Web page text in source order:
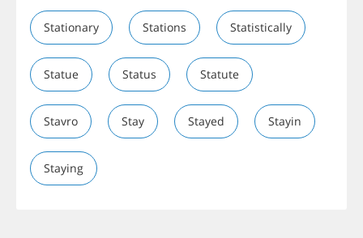
Stationary Stations Statistically
Statue Status Statute
Stavro Stay Stayed Stayin
Staying